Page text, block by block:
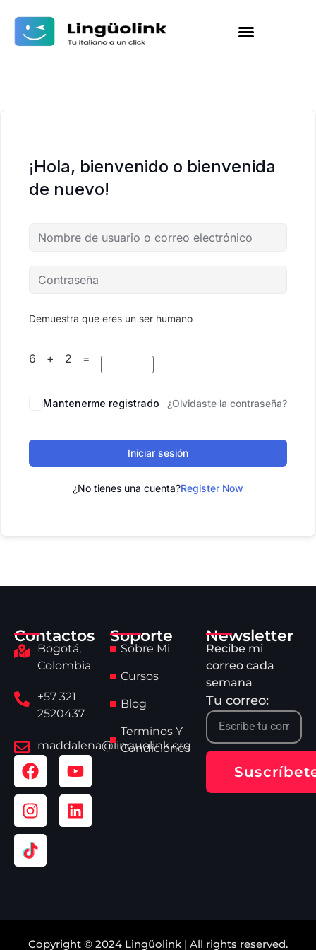
¡Hola, bienvenido o bienvenida
de nuevo!
Demuestra que eres un ser humano
6 + 2 =
Mantenerme registrado ¿Olvidaste la contraseña?
Iniciar sesión
¿No tienes una cuenta?Register Now
Contactos
Bogotá,
Colombia
+57 321
2520437
maddalena@linguolink.org
Soporte
Sobre Mi
Cursos
Blog
Terminos Y
Condiciones
Newsletter
Recibe mi
correo cada
semana
Tu correo:
Copyright © 2024 Lingüolink | All rights reserved.